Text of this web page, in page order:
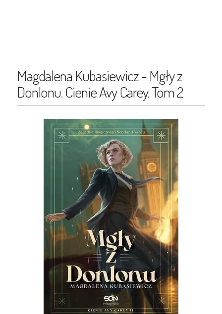
Magdalena Kubasiewicz - Mgły z
Donlonu. Cienie Avy Carey. Tom 2